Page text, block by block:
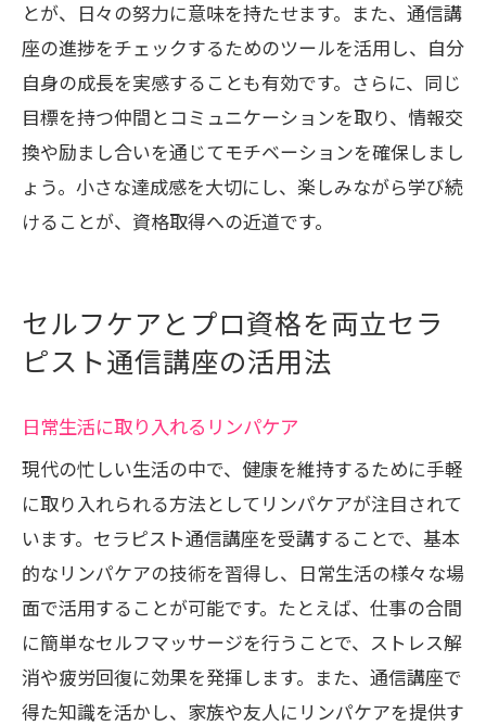
とが、日々の努力に意味を持たせます。また、通信講
座の進捗をチェックするためのツールを活用し、自分
自身の成長を実感することも有効です。さらに、同じ
目標を持つ仲間とコミュニケーションを取り、情報交
換や励まし合いを通じてモチベーションを確保しまし
ょう。小さな達成感を大切にし、楽しみながら学び続
けることが、資格取得への近道です。
セルフケアとプロ資格を両立セラ
ピスト通信講座の活用法
日常生活に取り入れるリンパケア
現代の忙しい生活の中で、健康を維持するために手軽
に取り入れられる方法としてリンパケアが注目されて
います。セラピスト通信講座を受講することで、基本
的なリンパケアの技術を習得し、日常生活の様々な場
面で活用することが可能です。たとえば、仕事の合間
に簡単なセルフマッサージを行うことで、ストレス解
消や疲労回復に効果を発揮します。また、通信講座で
得た知識を活かし、家族や友人にリンパケアを提供す